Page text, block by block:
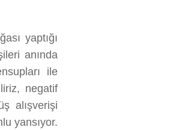
yaptığı
anında
ile
negatif
alışverişi
yansıyor.